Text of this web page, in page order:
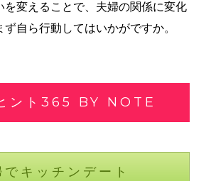
を変えることで、夫婦の関係に変化
自ら行動してはいかがですか。
ント365 BY NOTE
でキッチンデート